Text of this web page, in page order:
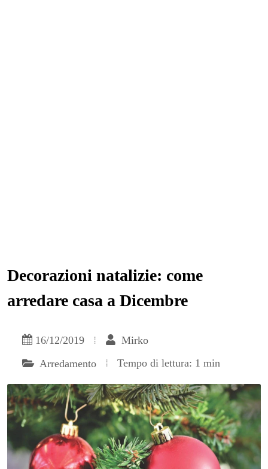
Decorazioni natalizie: come
arredare casa a Dicembre
16/12/2019
Mirko
Arredamento
Tempo di lettura: 1 min